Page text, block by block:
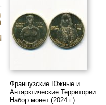
Французские Южные и
Антарктические Территории.
Набор монет (2024 г.)